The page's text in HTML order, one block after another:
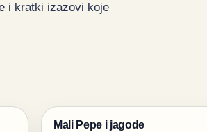
i kratki izazovi koje
Igre
Mali Pepe i jagode